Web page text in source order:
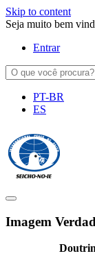
Skip to content
Seja muito bem
Entrar
PT-BR
ES
BRASIL
Imagem